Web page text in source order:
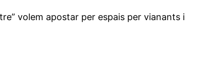
volem apostar per espais per vianants i